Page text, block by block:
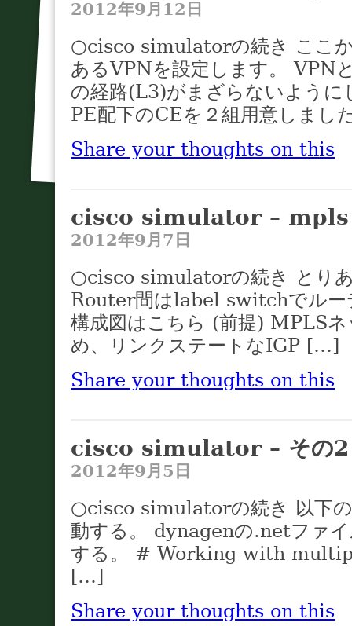
2012年9月12日
○cisco simulatorの続き ここ
あるVPNを設定します。 VPN
の経路(L3)がまざらないように
PE配下のCEを２組用意しま
Share your thoughts on this
cisco simulator –
2012年9月7日
○cisco simulatorの続き とり
Router間はlabel switchでルー
構成図はこちら (前提) MPLS
め、リンクステートなIGP […]
Share your thoughts on this
cisco simulator – その
2012年9月5日
○cisco simulatorの続き 以下の
動する。 dynagenの.netファ
する。 # Working with
[…]
Share your thoughts on this